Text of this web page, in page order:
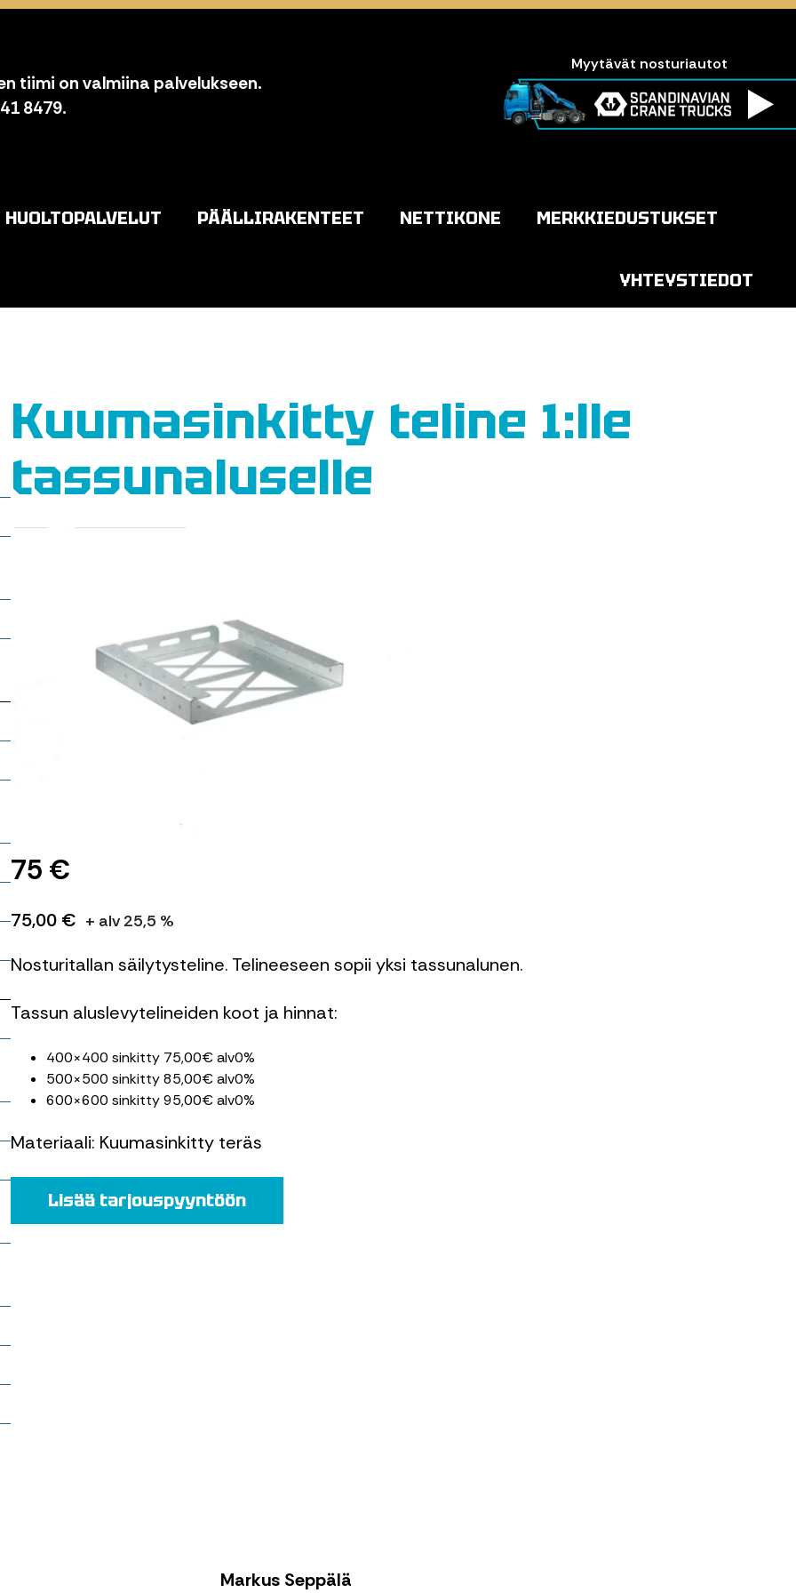
tiimi on valmiina palvelukseen.
8479.
Myytävät nosturiautot
HUOLTOPALVELUT PÄÄLLIRAKENTEET NETTIKONE MERKKIEDUSTUKSET
YHTEYSTIEDOT
Kuumasinkitty teline 1:lle
tassunaluselle
75 €
75,00 € + alv 25,5 %
Nosturitallan säilytysteline. Telineeseen sopii yksi tassunalunen.
Tassun aluslevytelineiden koot ja hinnat:
400×400 sinkitty 75,00€ alv0%
500×500 sinkitty 85,00€ alv0%
600×600 sinkitty 95,00€ alv0%
Materiaali: Kuumasinkitty teräs
Lisää tarjouspyyntöön
Markus Seppälä